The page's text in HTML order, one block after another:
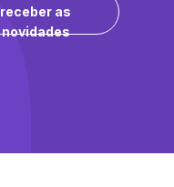
receber as
novidades